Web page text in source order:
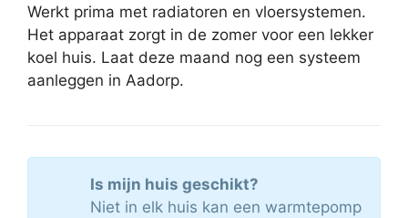
Werkt prima met radiatoren en vloersystemen.
Het apparaat zorgt in de zomer voor een lekker
koel huis. Laat deze maand nog een systeem
aanleggen in Aadorp.
Is mijn huis geschikt?
Niet in elk huis kan een warmtepomp